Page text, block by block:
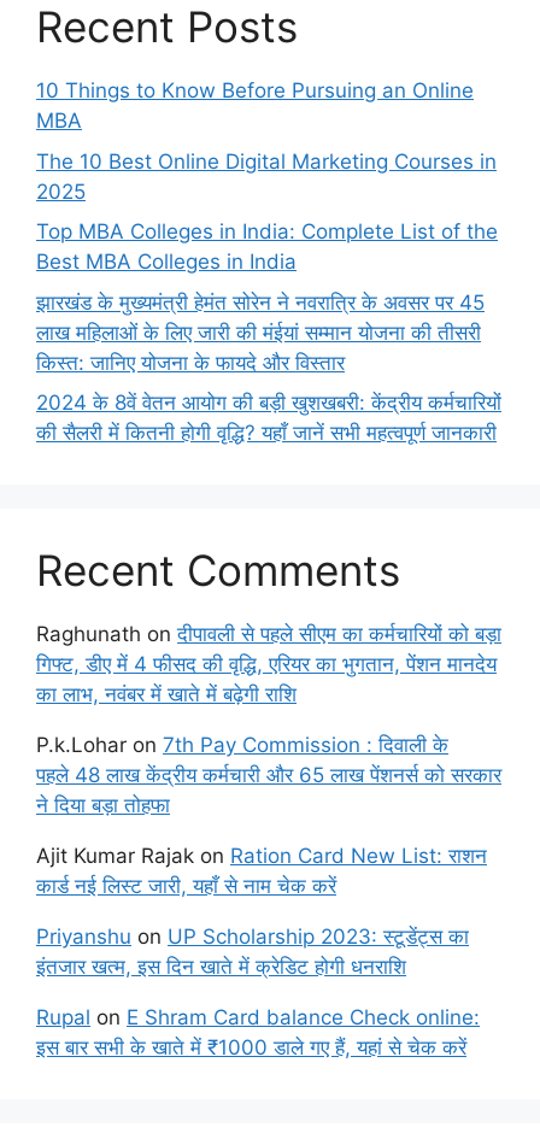
Recent Posts
10 Things to Know Before Pursuing an Online
MBA
The 10 Best Online Digital Marketing Courses in
2025
Top MBA Colleges in India: Complete List of the
Best MBA Colleges in India
झारखंड के मुख्यमंत्री हेमंत सोरेन ने नवरात्रि के अवसर पर 45
लाख महिलाओं के लिए जारी की मंईयां सम्मान योजना की तीसरी
किस्त: जानिए योजना के फायदे और विस्तार
2024 के 8वें वेतन आयोग की बड़ी खुशखबरी: केंद्रीय कर्मचारियों
की सैलरी में कितनी होगी वृद्धि? यहाँ जानें सभी महत्वपूर्ण जानकारी
Recent Comments
Raghunath onदीपावली से पहले सीएम का कर्मचारियों को बड़ा
गिफ्ट, डीए में 4 फीसद की वृद्धि, एरियर का भुगतान, पेंशन मानदेय
का लाभ, नवंबर में खाते में बढ़ेगी राशि
P.k.Lohar on 7th Pay Commission : दिवाली के
पहले 48 लाख केंद्रीय कर्मचारी और 65 लाख पेंशनर्स को सरकार
ने दिया बड़ा तोहफा
Ajit Kumar Rajak on Ration Card New List: राशन
कार्ड नई लिस्ट जारी, यहाँ से नाम चेक करें
Priyanshu on UP Scholarship 2023: स्टूडेंट्स का
इंतजार खत्म, इस दिन खाते में क्रेडिट होगी धनराशि
Rupal on E Shram Card balance Check online:
इस बार सभी के खाते में ₹1000 डाले गए हैं, यहां से चेक करें